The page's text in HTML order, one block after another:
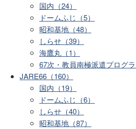
国内（24）
ドームふじ（5）
昭和基地（48）
しらせ（39）
海鷹丸（1）
67次・教員南極派遣プログラ
JARE66（160）
国内（19）
ドームふじ（6）
しらせ（40）
昭和基地（87）